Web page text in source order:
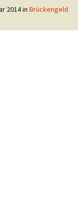
2014in Brückengeld